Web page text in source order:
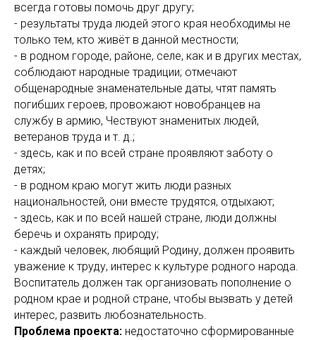
всегда готовы помочь друг другу;
- результаты труда людей этого края необходимы не
только тем, кто живёт в данной местности;
- в родном городе, районе, селе, как и в других местах,
соблюдают народные традиции; отмечают
общенародные знаменательные даты, чтят память
погибших героев, провожают новобранцев на
службу в армию, Чествуют знаменитых людей,
ветеранов труда и т. д.;
- здесь, как и по всей стране проявляют заботу о
детях;
- в родном краю могут жить люди разных
национальностей, они вместе трудятся, отдыхают;
- здесь, как и по всей нашей стране, люди должны
беречь и охранять природу;
- каждый человек, любящий Родину, должен проявить
уважение к труду, интерес к культуре родного народа.
Воспитатель должен так организовать пополнение о
родном крае и родной стране, чтобы вызвать у детей
интерес, развить любознательность.
Проблема проекта: недостаточно сформированные